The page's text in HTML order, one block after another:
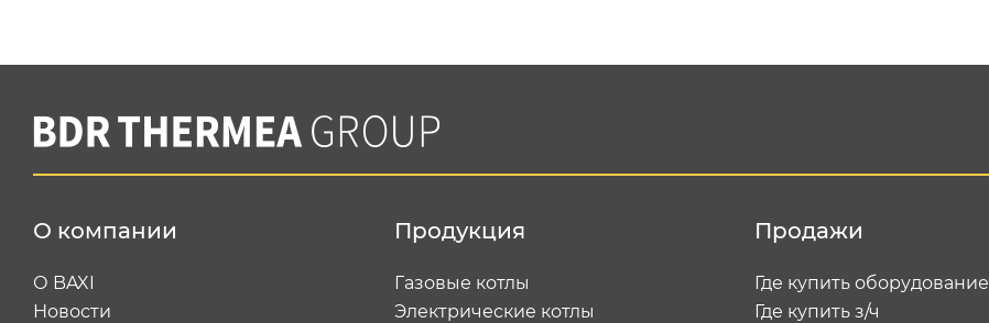
О компании
О BAXI
Новости
Продукция
Газовые котлы
Электрические котлы
Продажи
Где купить оборудование
Где купить з/ч